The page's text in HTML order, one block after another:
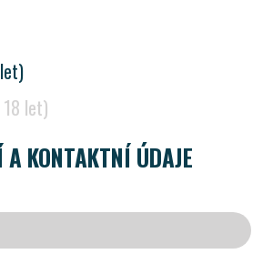
18 let)
KONTAKTNÍ ÚDAJE